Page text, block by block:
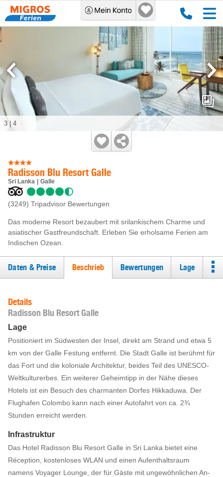
Radisson Blu Resort Galle
Sri Lanka Galle
(3249) Tripadvisor Bewertungen
Das moderne Resort bezaubert mit srilankischem Charme und
asiatischer Gastfreundschaft. Erleben Sie erholsame Ferien am
Indischen Ozean.
3 | 4
Daten & Preise Beschrieb Bewertungen Lage
Details
Radisson Blu Resort Galle
Lage
Positioniert im Südwesten der Insel, direkt am Strand und etwa 5
km von der Galle Festung entfernt. Die Stadt Galle ist berühmt für
das Fort und die koloniale Architektur, beides Teil des UNESCO-
Weltkulturerbes. Ein weiterer Geheimtipp in der Nähe dieses
Hotels ist ein Besuch des charmanten Dorfes Hikkaduwa. Der
Flughafen Colombo kann nach einer Autofahrt von ca. 2¾
Stunden erreicht werden.
Infrastruktur
Das Hotel Radisson Blu Resort Galle in Sri Lanka bietet eine
Réception, kostenloses WLAN und einen Aufenthaltsraum
namens Voyager Lounge, der für Gäste mit ungewöhnlichen An-